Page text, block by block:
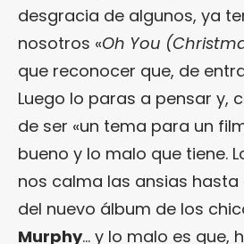
desgracia de algunos, ya
nosotros «Oh You
que reconocer que, de
Luego lo paras a pensar y,
de ser «un tema para un
bueno y lo malo que tiene.
nos calma las ansias hasta
del nuevo álbum de los
Murphy… y lo malo es que,